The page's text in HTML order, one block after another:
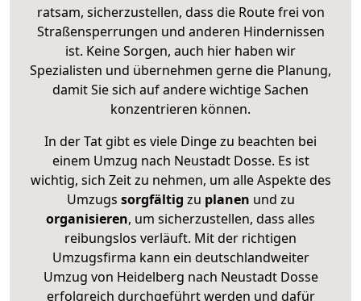
ratsam, sicherzustellen, dass die Route frei von
Straßensperrungen und anderen Hindernissen
ist. Keine Sorgen, auch hier haben wir
Spezialisten und übernehmen gerne die Planung,
damit Sie sich auf andere wichtige Sachen
konzentrieren können.
In der Tat gibt es viele Dinge zu beachten bei
einem Umzug nach Neustadt Dosse. Es ist
wichtig, sich Zeit zu nehmen, um alle Aspekte des
Umzugs sorgfältig zu planen und zu
organisieren, um sicherzustellen, dass alles
reibungslos verläuft. Mit der richtigen
Umzugsfirma kann ein deutschlandweiter
Umzug von Heidelberg nach Neustadt Dosse
erfolgreich durchgeführt werden und dafür